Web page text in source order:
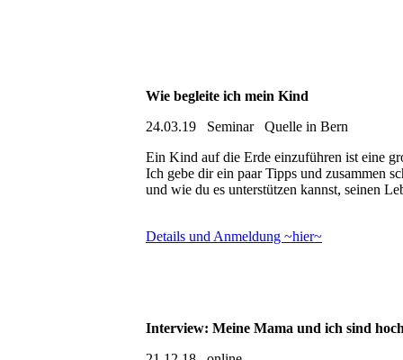
Wie begleite ich mein Kind
24.03.19 Seminar Quelle in Bern
Ein Kind auf die Erde einzuführen ist eine
Ich gebe dir ein paar Tipps und zusammen
und wie du es unterstützen kannst, seinen
Details und Anmeldung ~hier~
Interview: Meine Mama und ich sind